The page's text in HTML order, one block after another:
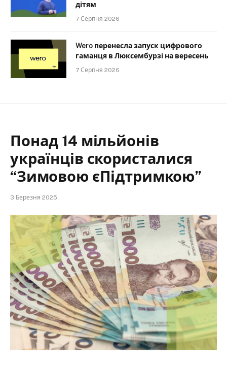
дітям
7 Серпня 2026
Wero перенесла запуск цифрового
гаманця в Люксембурзі на вересень
7 Серпня 2026
Понад 14 мільйонів
українців скористалися
“Зимовою єПідтримкою”
3 Березня 2025